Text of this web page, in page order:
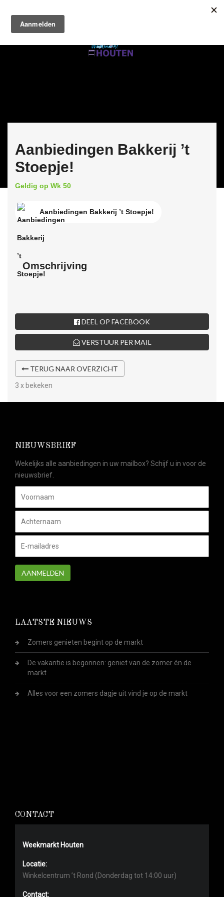
Aanbiedingen Bakkerij ’t
Stoepje!
Geldig op Wk 50
Aanbiedingen Bakkerij ’t Stoepje!
Omschrijving
DEEL OP FACEBOOK
VERSTUUR PER MAIL
TERUG NAAR OVERZICHT
3 x bekeken
NIEUWSBRIEF
Wekelijks alle aanbiedingen in uw mailbox? Schijf u in voor de
nieuwsbrief.
AANMELDEN
LAATSTE NIEUWS
Zomers genieten begint op de markt
De vakantie is begonnen: geniet van de zomer én de
markt
Alles voor een zomers dagje uit vind je op de markt
CONTACT
Weekmarkt Houten
Locatie:
Winkelcentrum ’t Rond (Donderdag tot 14:00 uur)
Contact: